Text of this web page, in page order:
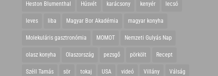
Heston Blumenthal Húsvét karácsony kenyér lecsó
leves liba Magyar Bor Akadémia magyar konyha
Molekuláris gasztronómia MOMOT Nemzeti Gulyás Nap
olasz konyha Olaszország pezsgő pörkölt Recept
Széll Tamás sör tokaj USA videó Villány Válság